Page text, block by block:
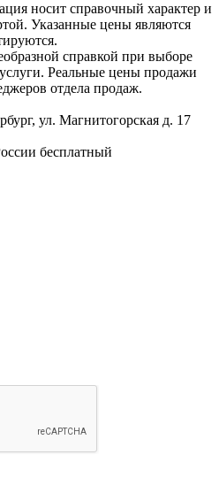
носит справочный характер и
Указанные цены являются
справкой при выборе
Реальные цены продажи
отдела продаж.
ул. Магнитогорская д. 17
бесплатный